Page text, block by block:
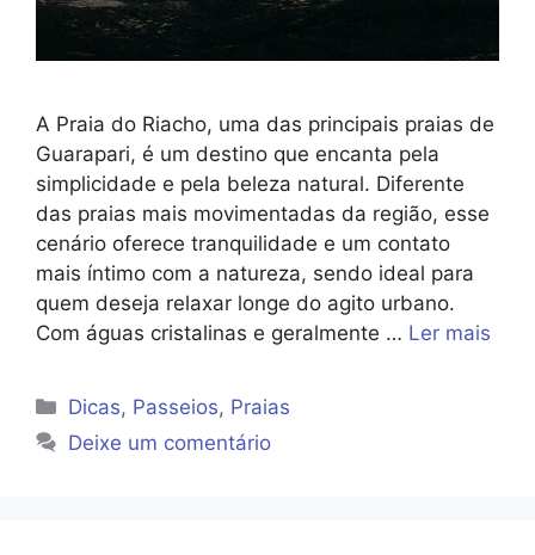
A Praia do Riacho, uma das principais praias de
Guarapari, é um destino que encanta pela
simplicidade e pela beleza natural. Diferente
das praias mais movimentadas da região, esse
cenário oferece tranquilidade e um contato
mais íntimo com a natureza, sendo ideal para
quem deseja relaxar longe do agito urbano.
Com águas cristalinas e geralmente … Ler mais
Categorias
Dicas, Passeios, Praias
Deixe um comentário